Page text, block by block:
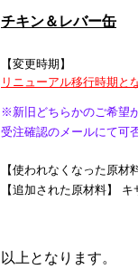
チキン＆レバー缶
【変更時期】
リニューアル移行時期と
※新旧どちらかのご希望
受注確認のメールにて可
【使われなくなった原
【追加された原材料】 キ
以上となります。